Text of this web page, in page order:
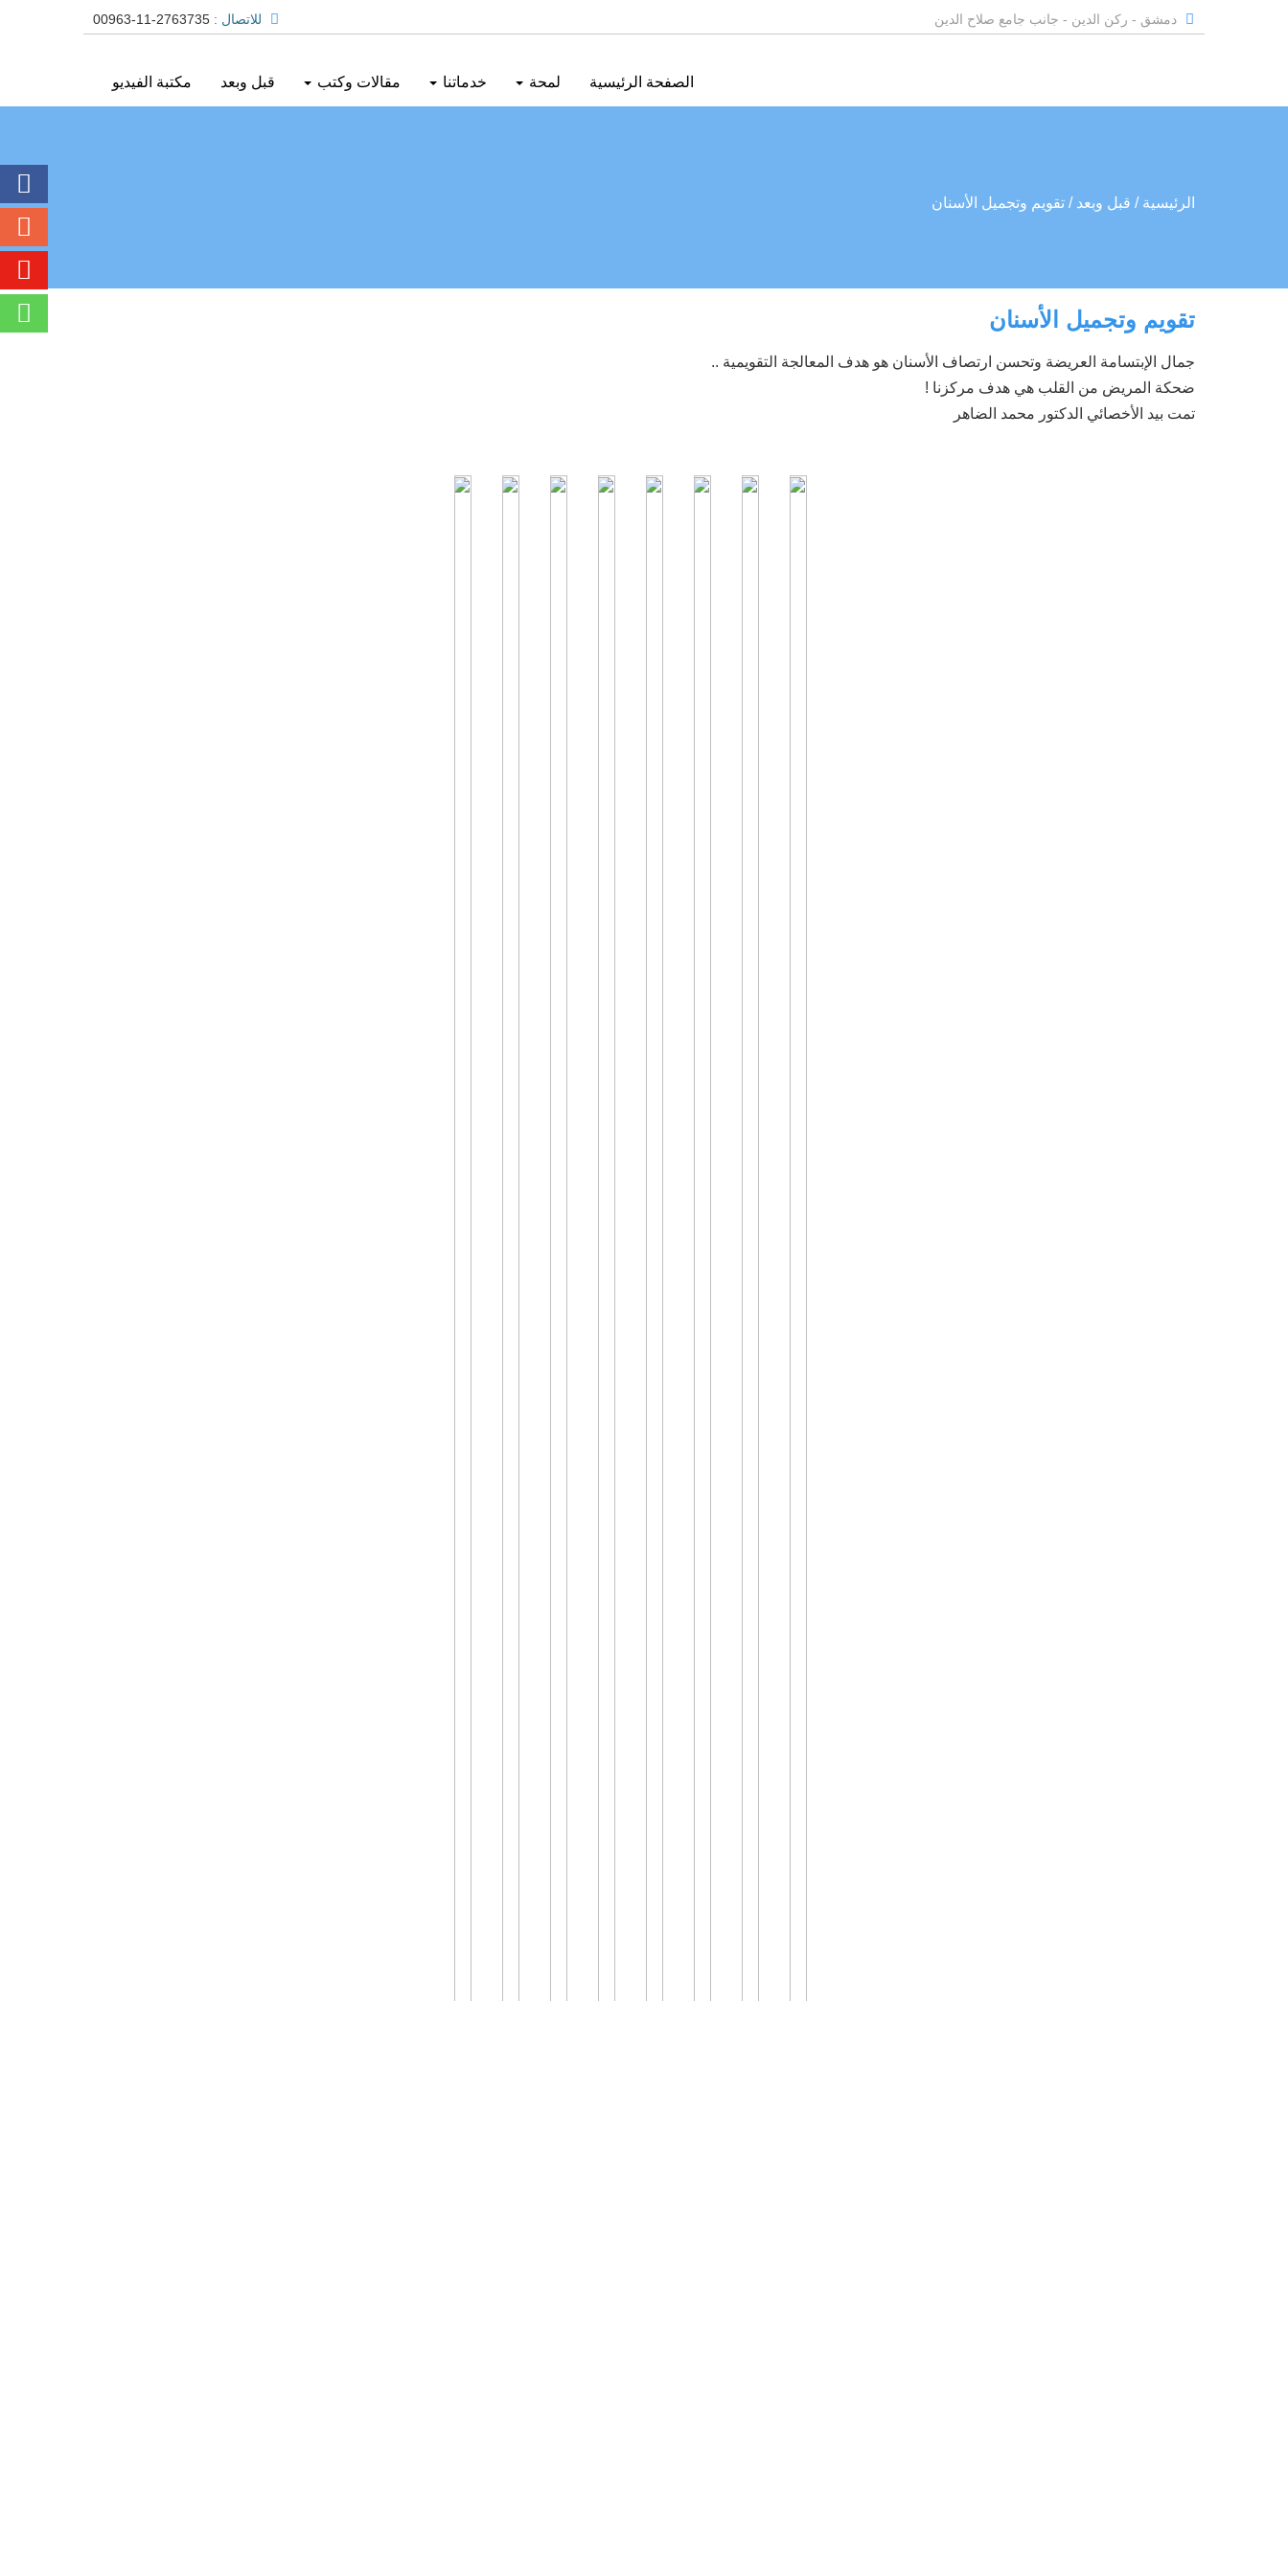
دمشق - ركن الدين - جانب جامع صلاح الدين للاتصال : 00963-11-2763735
الصفحة الرئيسية لمحة خدماتنا مقالات وكتب قبل وبعد مكتبة الفيديو
الرئيسية / قبل وبعد / تقويم وتجميل الأسنان
تقويم وتجميل الأسنان
جمال الإبتسامة العريضة وتحسن ارتصاف الأسنان هو هدف المعالجة التقويمية ..
ضحكة المريض من القلب هي هدف مركزنا !
تمت بيد الأخصائي الدكتور محمد الضاهر